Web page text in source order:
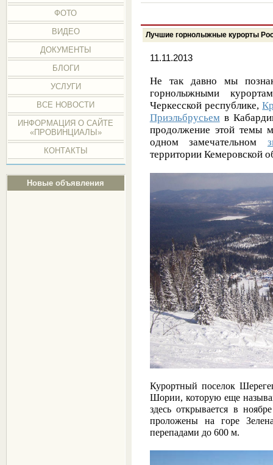
ФОТО
ВИДЕО
ДОКУМЕНТЫ
БЛОГИ
УСЛУГИ
ВСЕ НОВОСТИ
ИНФОРМАЦИЯ О САЙТЕ
«ПРОВИНЦИАЛЫ»
КОНТАКТЫ
Новые объявления
Лучшие горнолыжные курорты
11.11.2013
Не так давно мы
горнолыжными
Черкесской республике,
Приэльбрусьемв
продолжение этой
одном замечательном
территории Кемеровской
Курортный поселок
Шории, которую еще
здесь открывается в
проложены на горе
перепадами до 600 м.